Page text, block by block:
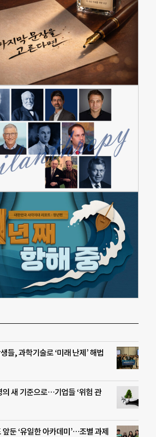
들, 과학기술로 ‘미래 난제’ 해법
새 기준으로…기업들 ‘위험 관
둔 ‘유일한 아카데미’…조별 과제